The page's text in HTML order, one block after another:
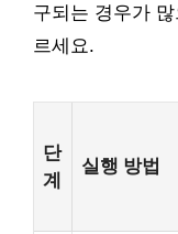
구되는 경우가
르세요.
단
계
실행 방법